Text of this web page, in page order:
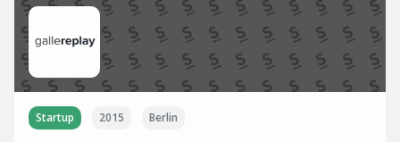
Startup 2015 Berlin